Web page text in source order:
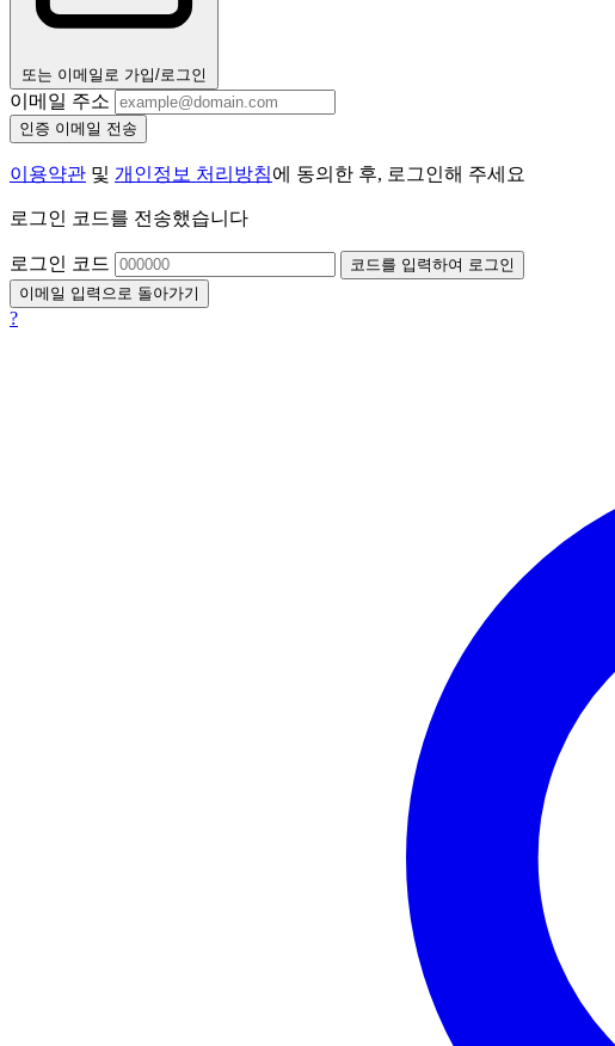
또는 이메일로 가입/로그인
이메일 주소
인증 이메일 전송
이용약관 및 개인정보 처리방침에 동의한 후, 로그인해 주세요
로그인 코드를 전송했습니다
로그인 코드
코드를 입력하여 로그인
이메일 입력으로 돌아가기
?